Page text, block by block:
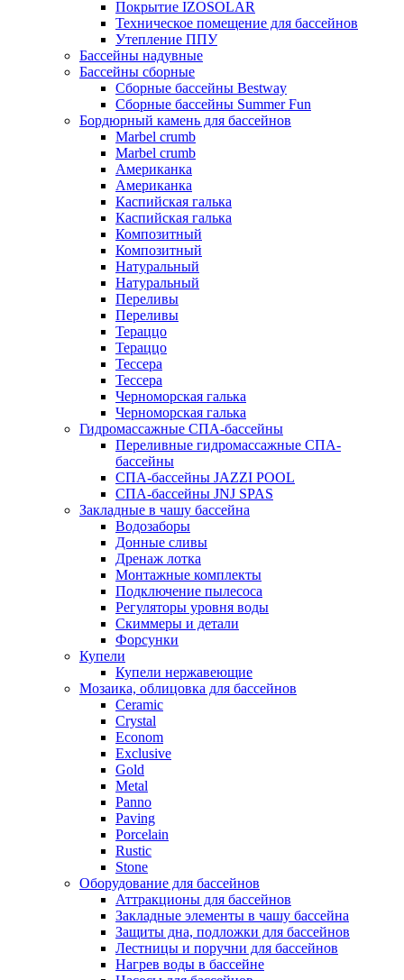
Покрытие IZOSOLAR
Техническое помещение для бассейнов
Утепление ППУ
Бассейны надувные
Бассейны сборные
Сборные бассейны Bestway
Сборные бассейны Summer Fun
Бордюрный камень для бассейнов
Marbel crumb
Marbel crumb
Американка
Американка
Каспийская галька
Каспийская галька
Композитный
Композитный
Натуральный
Натуральный
Переливы
Переливы
Тераццо
Тераццо
Тессера
Тессера
Черноморская галька
Черноморская галька
Гидромассажные СПА-бассейны
Переливные гидромассажные СПА-
бассейны
СПА-бассейны JAZZI POOL
СПА-бассейны JNJ SPAS
Закладные в чашу бассейна
Водозаборы
Донные сливы
Дренаж лотка
Монтажные комплекты
Подключение пылесоса
Регуляторы уровня воды
Скиммеры и детали
Форсунки
Купели
Купели нержавеющие
Мозаика, облицовка для бассейнов
Ceramic
Crystal
Econom
Exclusive
Gold
Metal
Panno
Paving
Porcelain
Rustic
Stone
Оборудование для бассейнов
Аттракционы для бассейнов
Закладные элементы в чашу бассейна
Защиты дна, подложки для бассейнов
Лестницы и поручни для бассейнов
Нагрев воды в бассейне